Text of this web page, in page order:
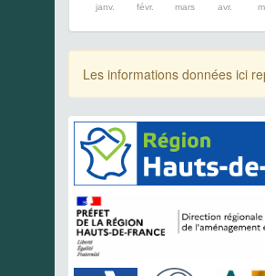
janv. févr. mars avr.
Les informations données ici